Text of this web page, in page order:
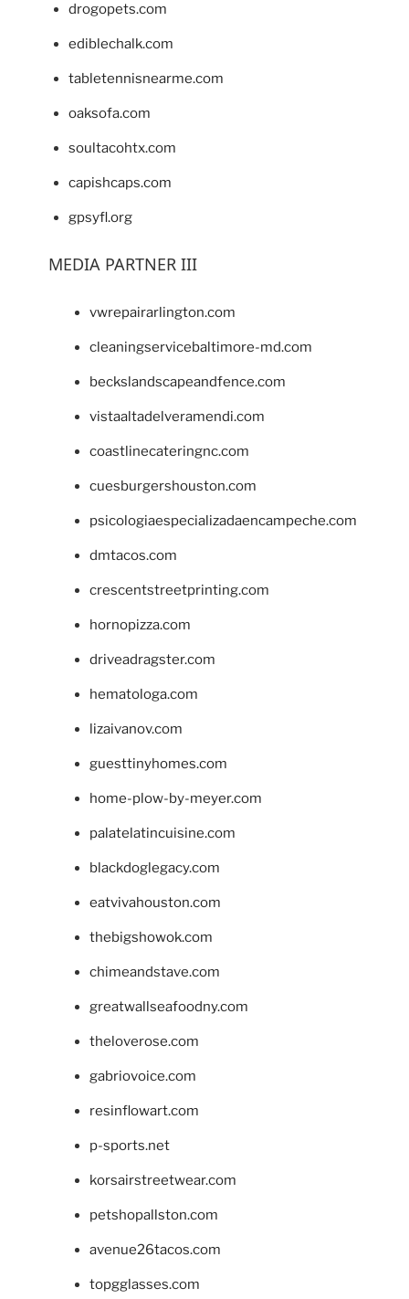
drogopets.com
ediblechalk.com
tabletennisnearme.com
oaksofa.com
soultacohtx.com
capishcaps.com
gpsyfl.org
MEDIA PARTNER III
vwrepairarlington.com
cleaningservicebaltimore-md.com
beckslandscapeandfence.com
vistaaltadelveramendi.com
coastlinecateringnc.com
cuesburgershouston.com
psicologiaespecializadaencampeche.com
dmtacos.com
crescentstreetprinting.com
hornopizza.com
driveadragster.com
hematologa.com
lizaivanov.com
guesttinyhomes.com
home-plow-by-meyer.com
palatelatincuisine.com
blackdoglegacy.com
eatvivahouston.com
thebigshowok.com
chimeandstave.com
greatwallseafoodny.com
theloverose.com
gabriovoice.com
resinflowart.com
p-sports.net
korsairstreetwear.com
petshopallston.com
avenue26tacos.com
topgglasses.com